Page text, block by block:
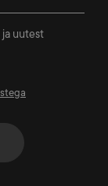
uutest